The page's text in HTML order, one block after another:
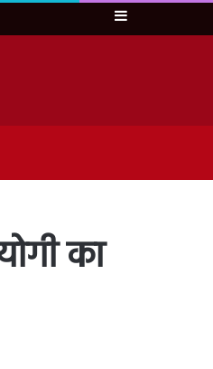
Sidebar
का